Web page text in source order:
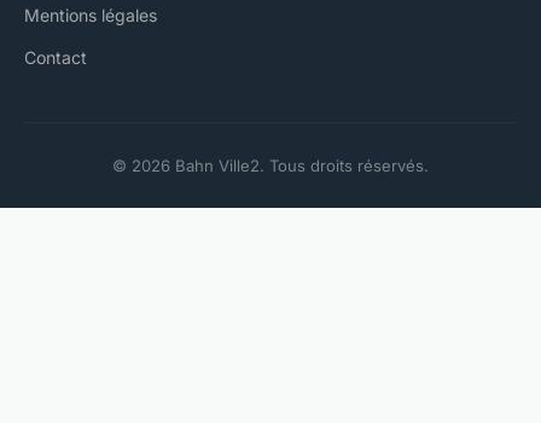
Mentions légales
Contact
© 2026 Bahn Ville2. Tous droits réservés.